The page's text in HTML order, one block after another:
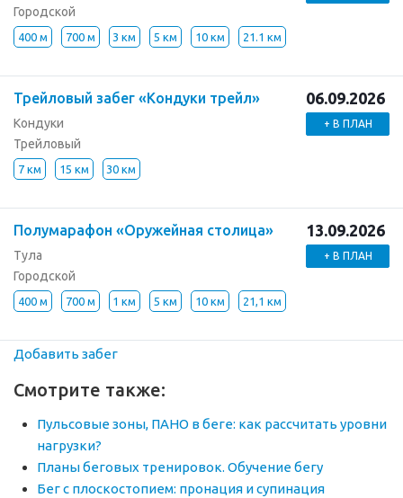
Городской
400 м 700 м 3 км 5 км 10 км 21.1 км
Трейловый забег «Кондуки трейл»
Кондуки
Трейловый
7 км 15 км 30 км
06.09.2026
+ В ПЛАН
Полумарафон «Оружейная столица»
Тула
Городской
400 м 700 м 1 км 5 км 10 км 21,1 км
13.09.2026
+ В ПЛАН
Добавить забег
Смотрите также:
Пульсовые зоны, ПАНО в беге: как рассчитать уровни
нагрузки?
Планы беговых тренировок. Обучение бегу
Бег с плоскостопием: пронация и супинация